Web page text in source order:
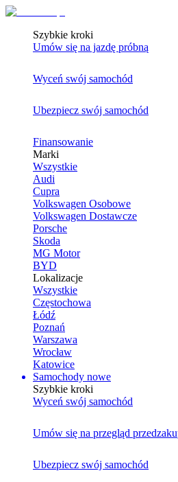
Szybkie kroki
Umów się na jazdę próbną
Wyceń swój samochód
Ubezpiecz swój samochód
Finansowanie
Marki
Wszystkie
Audi
Cupra
Volkswagen Osobowe
Volkswagen Dostawcze
Porsche
Skoda
MG Motor
BYD
Lokalizacje
Wszystkie
Częstochowa
Łódź
Poznań
Warszawa
Wrocław
Katowice
Samochody nowe
Szybkie kroki
Wyceń swój samochód
Umów się na przegląd
Ubezpiecz swój samochód